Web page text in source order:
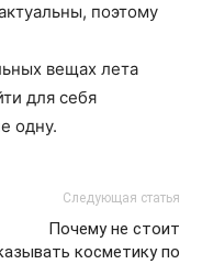
поэтому
вещах лета
для себя
одну.
Следующая статья
Почему не стоит
косметику по